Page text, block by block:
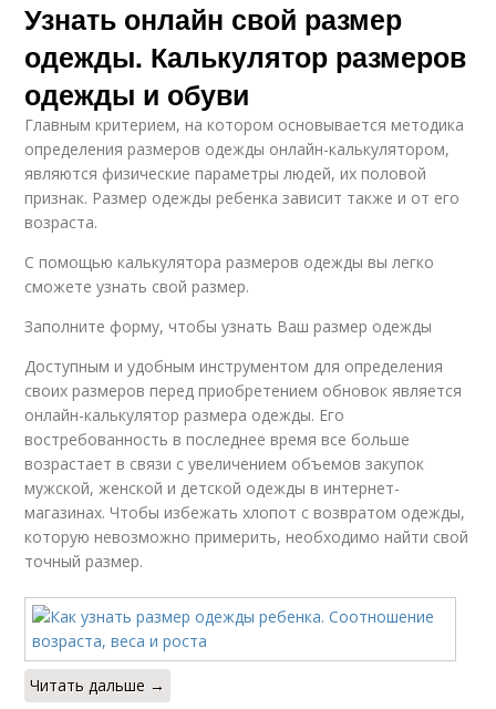
Узнать онлайн свой размер
одежды. Калькулятор размеров
одежды и обуви
Главным критерием, на котором основывается методика
определения размеров одежды онлайн-калькулятором,
являются физические параметры людей, их половой
признак. Размер одежды ребенка зависит также и от его
возраста.
С помощью калькулятора размеров одежды вы легко
сможете узнать свой размер.
Заполните форму, чтобы узнать Ваш размер одежды
Доступным и удобным инструментом для определения
своих размеров перед приобретением обновок является
онлайн-калькулятор размера одежды. Его
востребованность в последнее время все больше
возрастает в связи с увеличением объемов закупок
мужской, женской и детской одежды в интернет-
магазинах. Чтобы избежать хлопот с возвратом одежды,
которую невозможно примерить, необходимо найти свой
точный размер.
Читать дальше →